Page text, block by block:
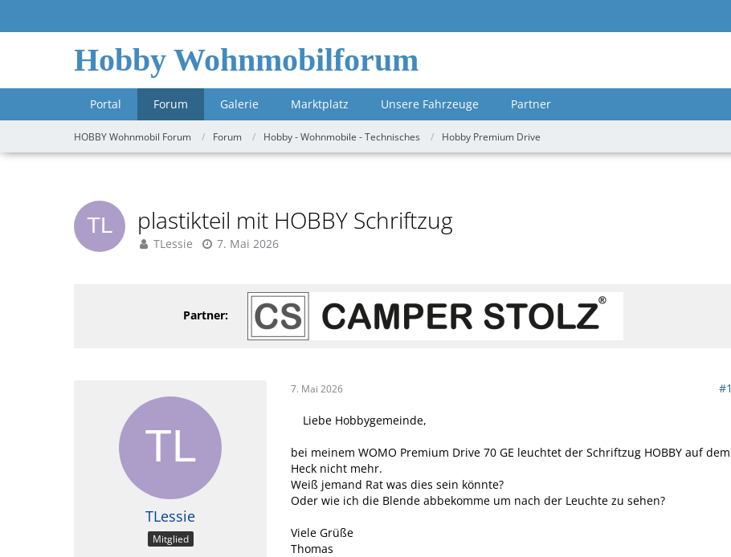
Hobby Wohnmobilforum
Portal Forum Galerie Marktplatz Unsere Fahrzeuge Partner
HOBBY Wohnmobil Forum Forum Hobby - Wohnmobile - Technisches Hobby Premium Drive
plastikteil mit HOBBY Schriftzug
TLessie 7. Mai 2026
Partner:
TLessie
Mitglied
7. Mai 2026 #1
Liebe Hobbygemeinde,
bei meinem WOMO Premium Drive 70 GE leuchtet der Schriftzug HOBBY auf dem
Heck nicht mehr.
Weiß jemand Rat was dies sein könnte?
Oder wie ich die Blende abbekomme um nach der Leuchte zu sehen?
Viele Grüße
Thomas